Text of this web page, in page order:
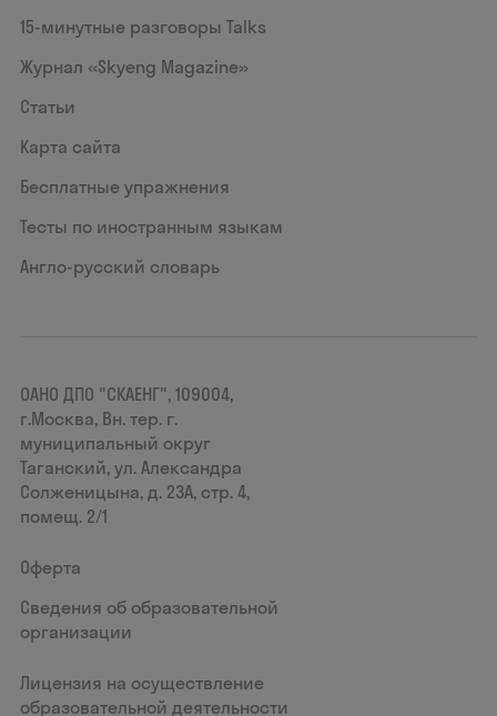
15‑минутные разговоры Talks
Журнал «Skyeng Magazine»
Статьи
Карта сайта
Бесплатные упражнения
Тесты по иностранным языкам
Англо-русский словарь
ОАНО ДПО "СКАЕНГ", 109004,
г.Москва, Вн. тер. г.
муниципальный округ
Таганский, ул. Александра
Солженицына, д. 23А, стр. 4,
помещ. 2/1
Оферта
Сведения об образовательной
организации
Лицензия на осуществление
образовательной деятельности